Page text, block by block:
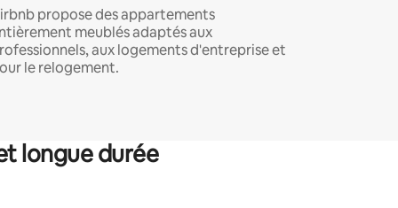
propose des appartements
meublés adaptés aux
aux logements d'entreprise et
le relogement.
longue durée